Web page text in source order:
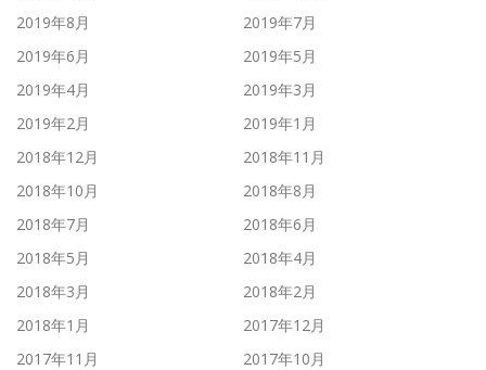
2019年8月
2019年7月
2019年6月
2019年5月
2019年4月
2019年3月
2019年2月
2019年1月
2018年12月
2018年11月
2018年10月
2018年8月
2018年7月
2018年6月
2018年5月
2018年4月
2018年3月
2018年2月
2018年1月
2017年12月
2017年11月
2017年10月